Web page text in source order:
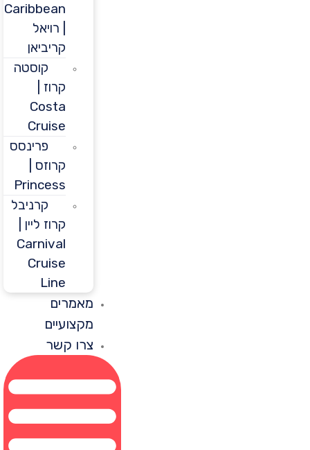
Caribbean
קריביאן
קוסטה
Costa
Cruise
פרינסס
קרוזס |
Princess
קרניבל
קרוז ליין |
Carnival
Cruise
מאמרים
מקצועיים
צרו קשר